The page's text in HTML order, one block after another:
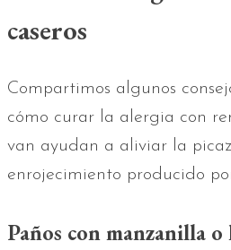
caseros
Compartimos algunos
cómo curar la alergia con
van ayudan a aliviar la
enrojecimiento producido
Paños con manzanilla o